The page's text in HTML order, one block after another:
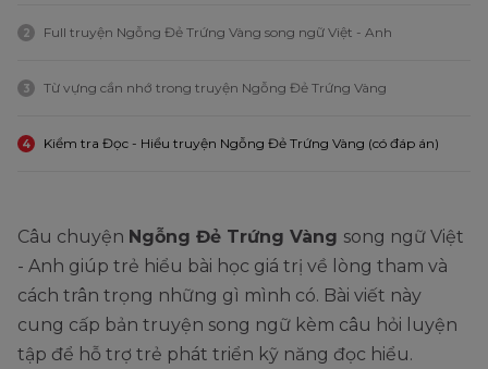
2 Full truyện Ngỗng Đẻ Trứng Vàng song ngữ Việt - Anh
3 Từ vựng cần nhớ trong truyện Ngỗng Đẻ Trứng Vàng
4 Kiểm tra Đọc - Hiểu truyện Ngỗng Đẻ Trứng Vàng (có đáp án)
Câu chuyện Ngỗng Đẻ Trứng Vàng song ngữ Việt
- Anh giúp trẻ hiểu bài học giá trị về lòng tham và
cách trân trọng những gì mình có. Bài viết này
cung cấp bản truyện song ngữ kèm câu hỏi luyện
tập để hỗ trợ trẻ phát triển kỹ năng đọc hiểu.